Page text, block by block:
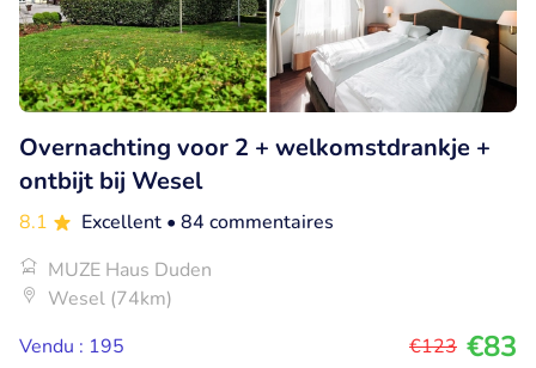
Overnachting voor 2 + welkomstdrankje +
ontbijt bij Wesel
8.1 Excellent • 84 commentaires
MUZE Haus Duden
Wesel (74km)
Vendu : 195
€123 €83